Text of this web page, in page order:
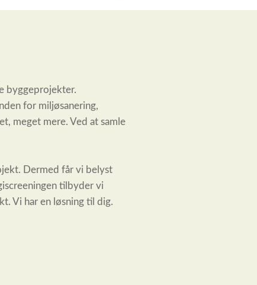
byggeprojekter.
for miljøsanering,
meget mere. Ved at samle
Dermed får vi belyst
tilbyder vi
Vi har en løsning til dig.